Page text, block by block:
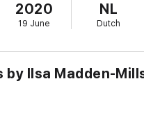
Eén nacht in zijn bed. Een
2020
19 June
NL
Dutch
by Ilsa Madden-